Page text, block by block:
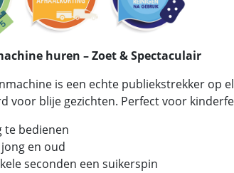
huren – Zoet & Spectaculair
is een echte publiekstrekker op
voor blije gezichten. Perfect voor
te bedienen
en oud
seconden een suikerspin